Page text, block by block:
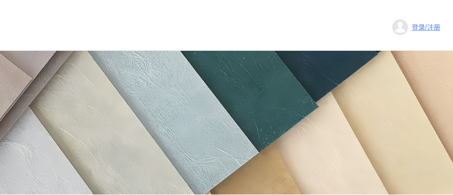
登录/注册